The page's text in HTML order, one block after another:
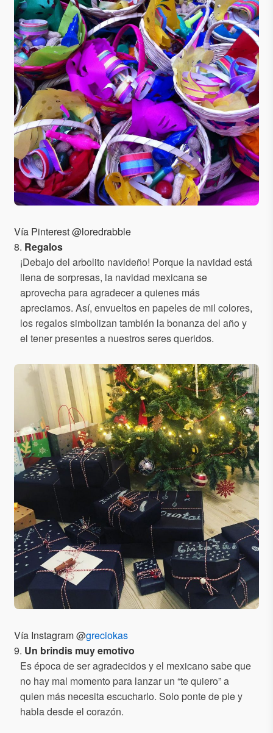
Vía Pinterest @loredrabble
8. Regalos
¡Debajo del arbolito navideño! Porque la navidad está
llena de sorpresas, la navidad mexicana se
aprovecha para agradecer a quienes más
apreciamos. Así, envueltos en papeles de mil colores,
los regalos simbolizan también la bonanza del año y
el tener presentes a nuestros seres queridos.
Vía Instagram @greciokas
9. Un brindis muy emotivo
Es época de ser agradecidos y el mexicano sabe que
no hay mal momento para lanzar un “te quiero” a
quien más necesita escucharlo. Solo ponte de pie y
habla desde el corazón.